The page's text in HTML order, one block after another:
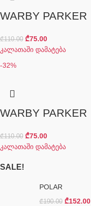
WARBY PARKER
₾110.00 ₾75.00
კალათაში დამატება
-32%
WARBY PARKER
₾110.00 ₾75.00
კალათაში დამატება
SALE!
POLAR
₾190.00 ₾152.00